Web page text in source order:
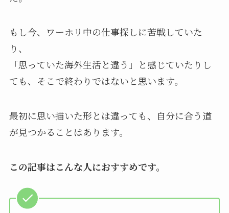
もし今、ワーホリ中の仕事探しに苦戦していた
り、
「思っていた海外生活と違う」と感じていたりし
ても、そこで終わりではないと思います。
最初に思い描いた形とは違っても、自分に合う道
が見つかることはあります。
この記事はこんな人におすすめです。